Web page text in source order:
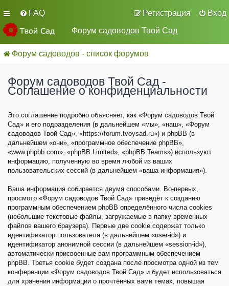
FAQ Вход
Регистрация
Форум садоводов Твой Сад
Форум садоводов - список форумов
Форум садоводов Твой Сад -
Соглашение о конфиденциальности
Это соглашение подробно объясняет, как «Форум садоводов Твой
Сад» и его подразделения (в дальнейшем «мы», «наш», «Форум
садоводов Твой Сад», «https://forum.tvoysad.ru») и phpBB (в
дальнейшем «они», «программное обеспечение phpBB»,
«www.phpbb.com», «phpBB Limited», «phpBB Teams») используют
информацию, полученную во время любой из ваших
пользовательских сессий (в дальнейшем «ваша информация»).
Ваша информация собирается двумя способами. Во-первых,
просмотр «Форум садоводов Твой Сад» приведёт к созданию
программным обеспечением phpBB определённого числа cookies
(небольшие текстовые файлы, загружаемые в папку временных
файлов вашего браузера). Первые две cookie содержат только
идентификатор пользователя (в дальнейшем «user-id») и
идентификатор анонимной сессии (в дальнейшем «session-id»),
автоматически присвоенные вам программным обеспечением
phpBB. Третья cookie будет создана после просмотра одной из тем
конференции «Форум садоводов Твой Сад» и будет использоваться
для хранения информации о прочтённых вами темах, повышая